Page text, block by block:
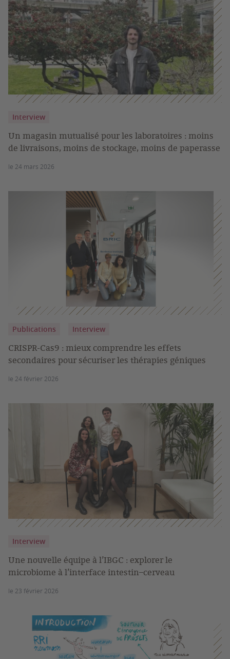
Interview
Un magasin mutualisé pour les laboratoires : moins
de livraisons, moins de stockage, moins de paperasse
le 24 mars 2026
Publications Interview
CRISPR-Cas9 : mieux comprendre les effets
secondaires pour sécuriser les thérapies géniques
le 24 février 2026
Interview
Une nouvelle équipe à l’IBGC : explorer le
microbiome à l’interface intestin–cerveau
le 23 février 2026